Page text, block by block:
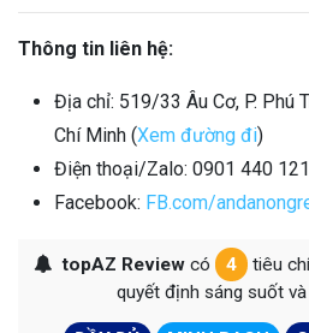
Thông tin liên hệ:
Địa chỉ: 519/33 Âu Cơ, P. Phú
Chí Minh (Xem đường đi)
Điện thoại/Zalo: 0901 440
Facebook: FB.com/
topAZ Reviewcó 4
tiêu
quyết định sáng suốt